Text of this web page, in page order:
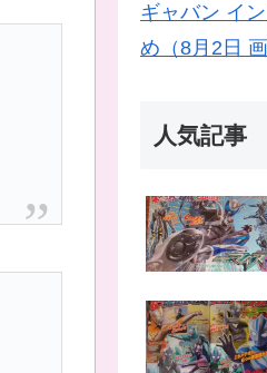
ギャバン イ
め（8月2日
人気記事